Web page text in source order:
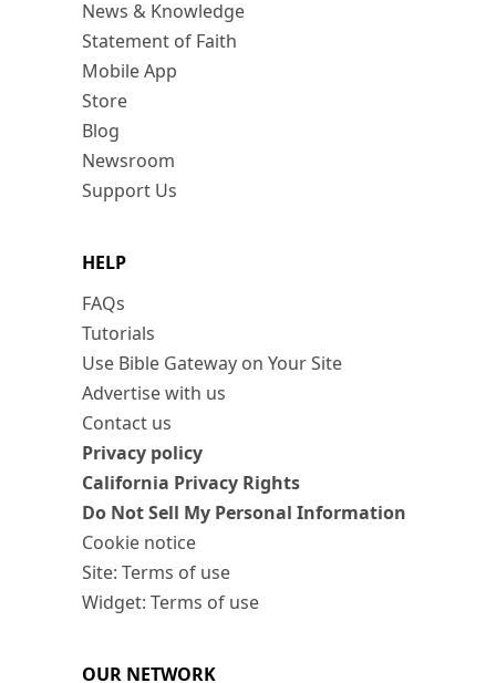
News & Knowledge
Statement of Faith
Mobile App
Store
Blog
Newsroom
Support Us
HELP
FAQs
Tutorials
Use Bible Gateway on Your Site
Advertise with us
Contact us
Privacy policy
California Privacy Rights
Do Not Sell My Personal Information
Cookie notice
Site: Terms of use
Widget: Terms of use
OUR NETWORK